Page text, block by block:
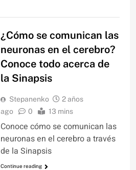
¿Cómo se comunican las
neuronas en el cerebro?
Conoce todo acerca de
la Sinapsis
Stepanenko
2 años
ago
0 13 mins
Conoce cómo se comunican las
neuronas en el cerebro a través
de la Sinapsis
Continue reading